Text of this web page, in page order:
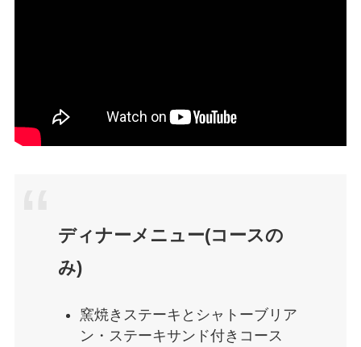
ディナーメニュー(コースの
み)
窯焼きステーキとシャトーブリア
ン・ステーキサンド付きコース